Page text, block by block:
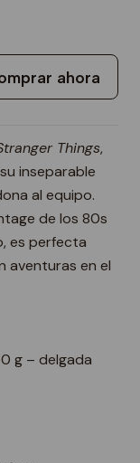
ahora
Things,
inseparable
al equipo.
de los 80s
es perfecta
aventuras en el
g – delgada